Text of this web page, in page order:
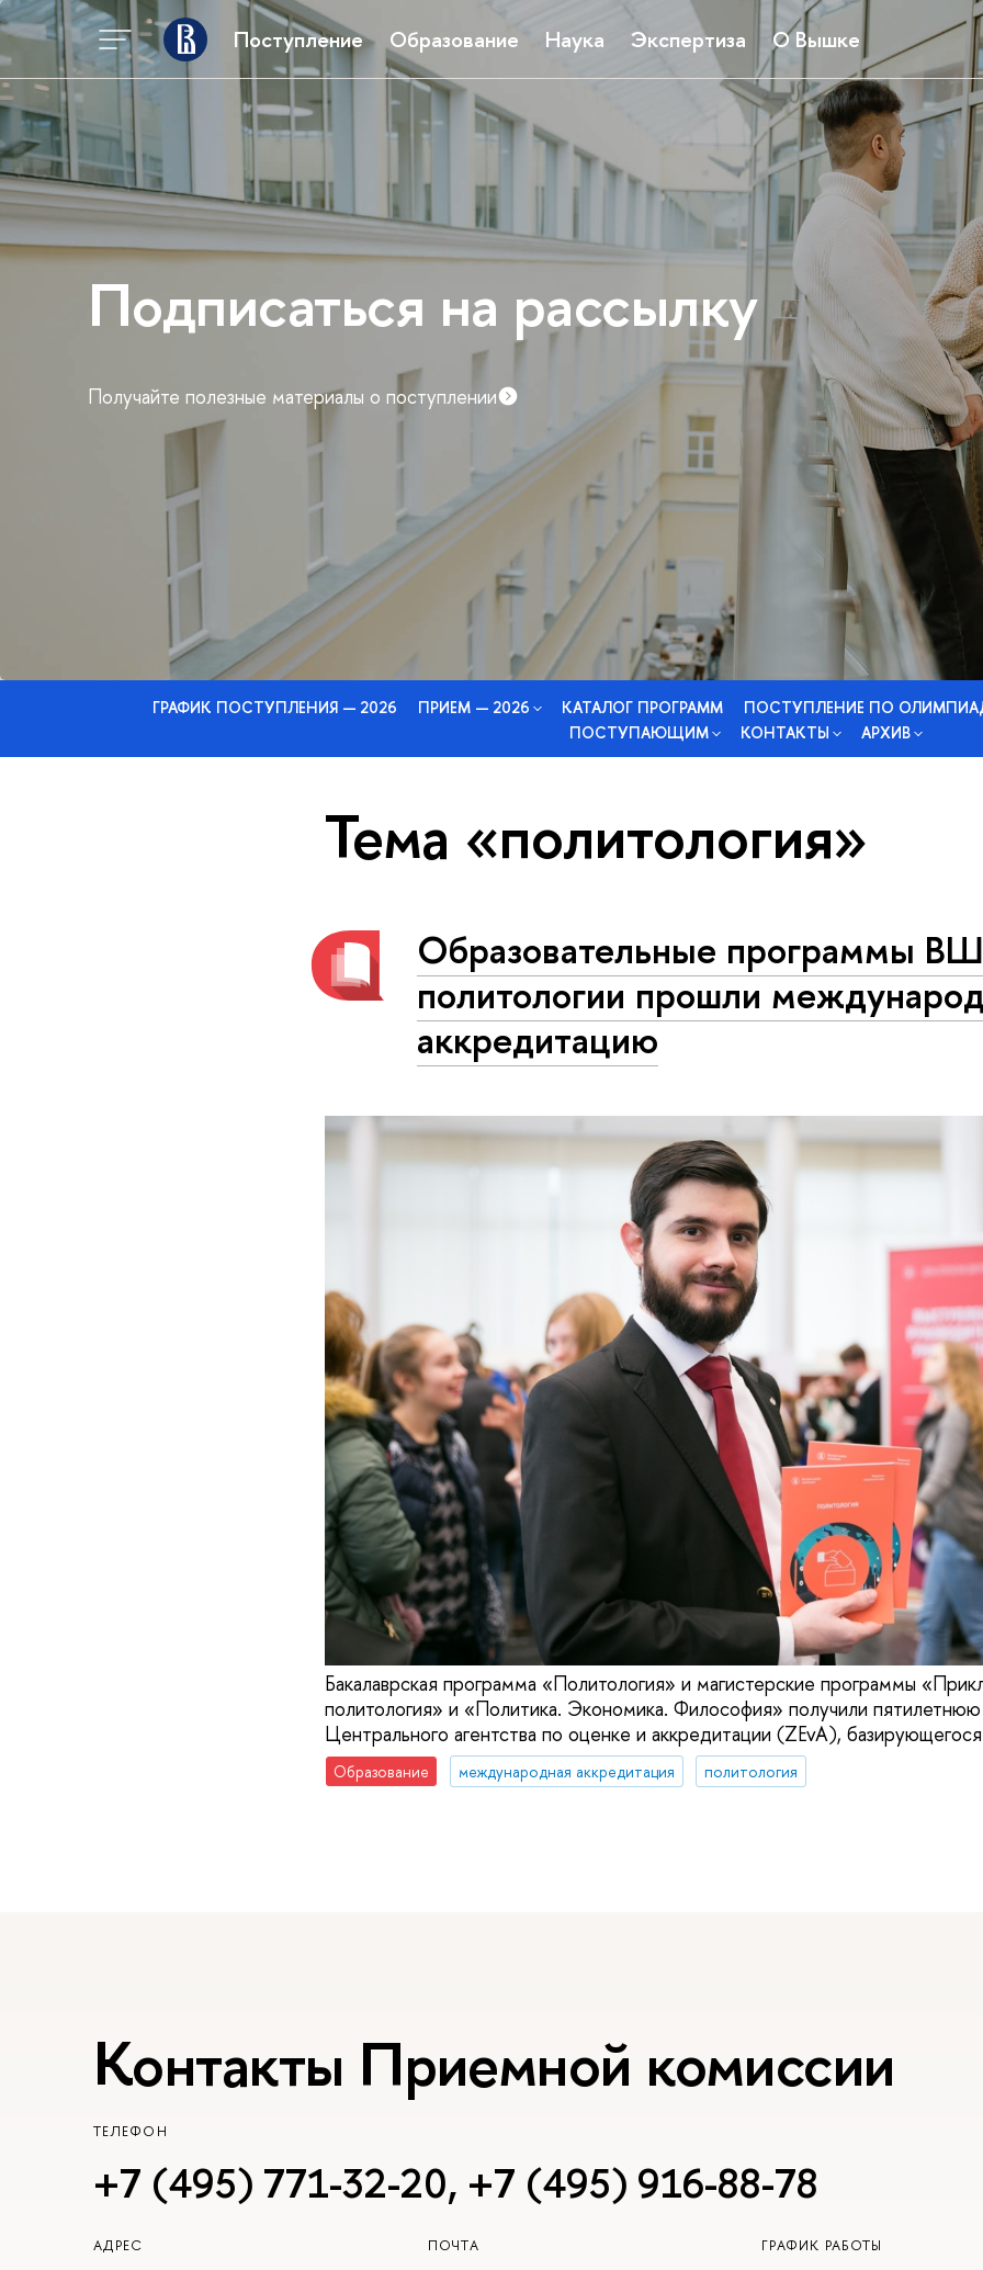
Поступление Образование Наука Экспертиза О Вышке
Подписаться на рассылку
Получайте полезные материалы о поступлении
ГРАФИК ПОСТУПЛЕНИЯ — 2026 ПРИЕМ — 2026 КАТАЛОГ ПРОГРАММ
ПОСТУПЛЕНИЕ ПО
ПОСТУПАЮЩИМ
КОНТАКТЫ АРХИВ
Тема «политология»
Образовательные программы
политологии прошли
аккредитацию
Бакалаврская программа «Политология» и магистерские программы
политология» и «Политика. Экономика. Философия» получили
Центрального агентства по оценке и аккредитации (ZEvA),
Образование международная аккредитация политология
Контакты Приемной комиссии
ТЕЛЕФОН
+7 (495) 771-32-20, +7 (495) 916-88-78
АДРЕС ПОЧТА ГРАФИК РАБОТЫ